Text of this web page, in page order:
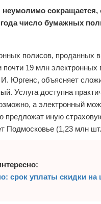
сокращается,
число бумажных
полисов, проданных в
почти 19 млн
Юргенс, объясняет
Услуга доступна
а электронный
предложат иную
Подмосковье (1,23 млн
срок уплаты скидки